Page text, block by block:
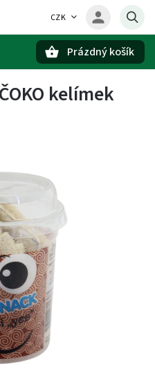
CZK
Prázdný košík
kelímek